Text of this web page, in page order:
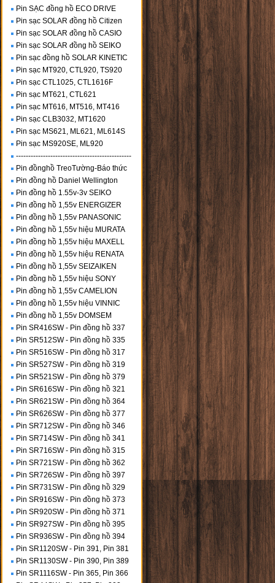
Pin SẠC đồng hồ ECO DRIVE
Pin sạc SOLAR đồng hồ Citizen
Pin sạc SOLAR đồng hồ CASIO
Pin sạc SOLAR đồng hồ SEIKO
Pin sạc đồng hồ SOLAR KINETIC
Pin sạc MT920, CTL920, TS920
Pin sạc CTL1025, CTL1616F
Pin sạc MT621, CTL621
Pin sạc MT616, MT516, MT416
Pin sạc CLB3032, MT1620
Pin sạc MS621, ML621, ML614S
Pin sạc MS920SE, ML920
-----------------------------------------------
Pin đồnghồ TreoTường-Báo thức
Pin đồng hồ Daniel Wellington
Pin đồng hồ 1.55v-3v SEIKO
Pin đồng hồ 1,55v ENERGIZER
Pin đồng hồ 1,55v PANASONIC
Pin đồng hồ 1,55v hiệu MURATA
Pin đồng hồ 1,55v hiệu MAXELL
Pin đồng hồ 1,55v hiệu RENATA
Pin đồng hồ 1,55v SEIZAIKEN
Pin đồng hồ 1,55v hiệu SONY
Pin đồng hồ 1,55v CAMELION
Pin đồng hồ 1,55v hiệu VINNIC
Pin đồng hồ 1,55v DOMSEM
Pin SR416SW - Pin đồng hồ 337
Pin SR512SW - Pin đồng hồ 335
Pin SR516SW - Pin đồng hồ 317
Pin SR527SW - Pin đồng hồ 319
Pin SR521SW - Pin đồng hồ 379
Pin SR616SW - Pin đồng hồ 321
Pin SR621SW - Pin đồng hồ 364
Pin SR626SW - Pin đồng hồ 377
Pin SR712SW - Pin đồng hồ 346
Pin SR714SW - Pin đồng hồ 341
Pin SR716SW - Pin đồng hồ 315
Pin SR721SW - Pin đồng hồ 362
Pin SR726SW - Pin đồng hồ 397
Pin SR731SW - Pin đồng hồ 329
Pin SR916SW - Pin đồng hồ 373
Pin SR920SW - Pin đồng hồ 371
Pin SR927SW - Pin đồng hồ 395
Pin SR936SW - Pin đồng hồ 394
Pin SR1120SW - Pin 391, Pin 381
Pin SR1130SW - Pin 390, Pin 389
Pin SR1116SW - Pin 365, Pin 366